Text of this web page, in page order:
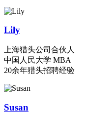
Lily
上海猎头公司合伙人
中国人民大学 MBA
20余年猎头招聘经验
Susan